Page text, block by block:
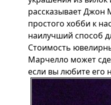
рассказывает Джон
простого хобби к
наилучший способ
Стоимость
Марчелло может
если вы любите его